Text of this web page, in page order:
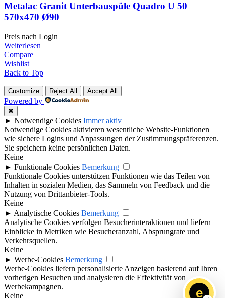
Metalac Granit Unterbauspüle Quadro U 50
570x470 Ø90
Preis nach Login
Weiterlesen
Compare
Wishlist
Back to Top
e
Customize Reject All Accept All
Powered by
✖
► Notwendige Cookies Immer aktiv
Notwendige Cookies aktivieren wesentliche Website-Funktionen
wie sichere Logins und Anpassungen der Zustimmungspräferenzen.
Sie speichern keine persönlichen Daten.
Keine
► Funktionale Cookies Bemerkung
Funktionale Cookies unterstützen Funktionen wie das Teilen von
Inhalten in sozialen Medien, das Sammeln von Feedback und die
Nutzung von Drittanbieter-Tools.
Keine
► Analytische Cookies Bemerkung
Analytische Cookies verfolgen Besucherinteraktionen und liefern
Einblicke in Metriken wie Besucheranzahl, Absprungrate und
Verkehrsquellen.
Keine
► Werbe-Cookies Bemerkung
Werbe-Cookies liefern personalisierte Anzeigen basierend auf Ihren
vorherigen Besuchen und analysieren die Effektivität von
Werbekampagnen.
Keine